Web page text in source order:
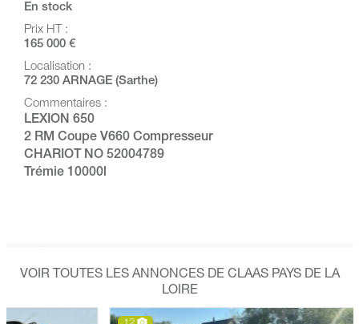
En stock
Prix HT :
165 000 €
Localisation :
72 230 ARNAGE (Sarthe)
Commentaires :
LEXION 650
2 RM Coupe V660 Compresseur
CHARIOT NO 52004789
Trémie 10000l
VOIR TOUTES LES ANNONCES DE CLAAS PAYS DE LA
LOIRE